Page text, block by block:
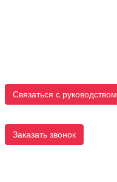
Связаться с руководством
Заказать звонок